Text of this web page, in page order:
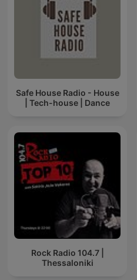
Safe House Radio - House
| Tech-house | Dance
Rock Radio 104.7 |
Thessaloniki